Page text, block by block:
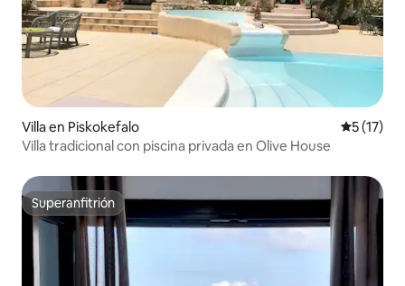
Villa en Piskokefalo
5 (17)
Villa tradicional con piscina privada en Olive House
Superanfitrión
Superanfitrión